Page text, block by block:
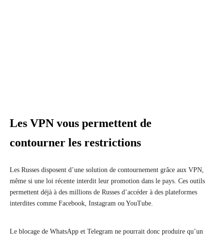
Les VPN vous permettent de
contourner les restrictions
Les Russes disposent d’une solution de contournement grâce aux VPN,
même si une loi récente interdit leur promotion dans le pays. Ces outils
permettent déjà à des millions de Russes d’accéder à des plateformes
interdites comme Facebook, Instagram ou YouTube.
Le blocage de WhatsApp et Telegram ne pourrait donc produire qu’un